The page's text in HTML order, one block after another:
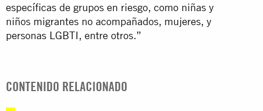
específicas de grupos en riesgo, como niñas y
niños migrantes no acompañados, mujeres, y
personas LGBTI, entre otros.”
CONTENIDO RELACIONADO